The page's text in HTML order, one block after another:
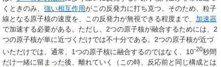
くときのみ、 強い相互作用がこの反発力に打ち克つ。そのため、粒子
線となる原子核の速度を、この反発力が無視できる程度まで、 加速器
で加速する必要がある。ただし、2つの原子核が融合するためには、2
つの原子核が単に近づくだけでは不十分である。2つの原子核が近づ
いただけでは、通常、1つの原子核に融合するのではなく、10-20秒間
だけ一緒に留まった後、離れていく（この時、反応前と同じ構成とは